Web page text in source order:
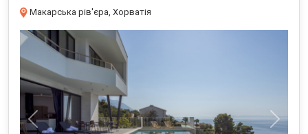
Макарська рів'єра, Хорватія
Previous Next